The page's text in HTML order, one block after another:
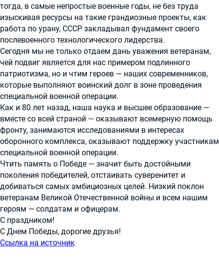
тогда, в самые непростые военные годы, не без труда
изыскивая ресурсы на такие грандиозные проекты, как
работа по урану, СССР закладывал фундамент своего
послевоенного технологического лидерства.
Сегодня мы не только отдаем дань уважения ветеранам,
чей подвиг является для нас примером подлинного
патриотизма, но и чтим героев — наших современников,
которые выполняют воинский долг в зоне проведения
специальной военной операции.
Как и 80 лет назад, наша наука и высшее образование —
вместе со всей страной — оказывают всемерную помощь
фронту, занимаются исследованиями в интересах
оборонного комплекса, оказывают поддержку участникам
специальной военной операции.
Чтить память о Победе — значит быть достойными
поколения победителей, отстаивать суверенитет и
добиваться самых амбициозных целей. Низкий поклон
ветеранам Великой Отечественной войны и всем нашим
героям — солдатам и офицерам.
С праздником!
С Днем Победы, дорогие друзья!
Ссылка на источник